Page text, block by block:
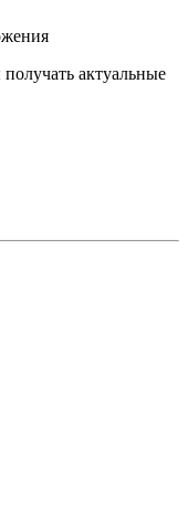
актуальные